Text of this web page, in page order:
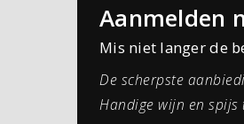
Aanmelden
Mis niet langer de
De scherpste
Handige wijn en spijs